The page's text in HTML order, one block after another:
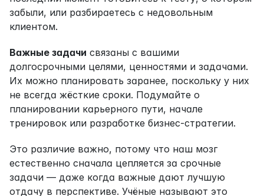
забыли, или разбираетесь с недовольным
клиентом.
Важные задачи связаны с вашими
долгосрочными целями, ценностями и задачами.
Их можно планировать заранее, поскольку у них
не всегда жёсткие сроки. Подумайте о
планировании карьерного пути, начале
тренировок или разработке бизнес-стратегии.
Это различие важно, потому что наш мозг
естественно сначала цепляется за срочные
задачи — даже когда важные дают лучшую
отдачу в перспективе. Учёные называют это